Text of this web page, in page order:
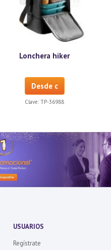
Lonchera hiker
Desde c
Clave: TP-36988
USUARIOS
Regístrate